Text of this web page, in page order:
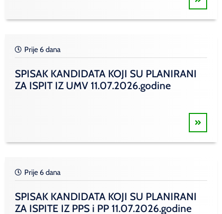
Prije 6 dana
SPISAK KANDIDATA KOJI SU PLANIRANI
ZA ISPIT IZ UMV 11.07.2026.godine
Prije 6 dana
SPISAK KANDIDATA KOJI SU PLANIRANI
ZA ISPITE IZ PPS i PP 11.07.2026.godine